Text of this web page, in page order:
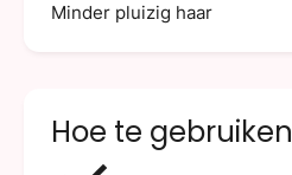
Minder pluizig haar
Hoe te gebruiken